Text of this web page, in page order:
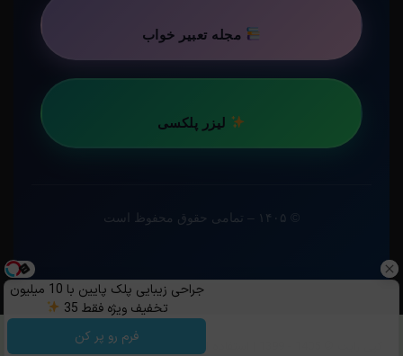
مجله تعبیر خواب
لیزر پلکسی
کپی رایت ©️ 1405 - 1399 | استفاده از مطالب ساویس‌گیم با ذکر منبع و قرار
جراحی زیبایی پلک پایین با 10 میلیون
تخفیف ویژه فقط 35
فرم رو پر کن